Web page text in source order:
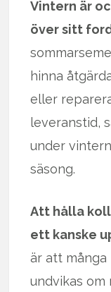
Vintern är
över sitt
hinna
eller
leveranstid,
under
säsong.
Att hålla
ett kanske
är att
undvikas